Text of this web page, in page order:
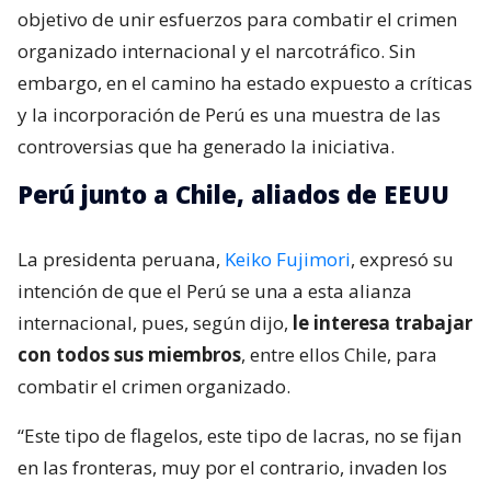
objetivo de unir esfuerzos para combatir el crimen
organizado internacional y el narcotráfico. Sin
embargo, en el camino ha estado expuesto a críticas
y la incorporación de Perú es una muestra de las
controversias que ha generado la iniciativa.
Perú junto a Chile, aliados de EEUU
La presidenta peruana, Keiko Fujimori, expresó su
intención de que el Perú se una a esta alianza
internacional, pues, según dijo, le interesa trabajar
con todos sus miembros, entre ellos Chile, para
combatir el crimen organizado.
“Este tipo de flagelos, este tipo de lacras, no se fijan
en las fronteras, muy por el contrario, invaden los